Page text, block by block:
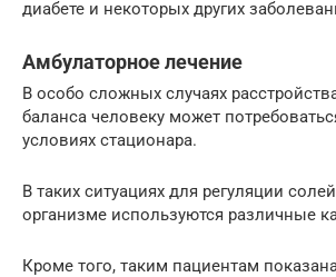
диабете и некоторых других
Амбулаторное лечение
В особо сложных случаях
баланса человеку может
условиях стационара.
В таких ситуациях для регуляции
организме используются различные
Кроме того, таким пациентам